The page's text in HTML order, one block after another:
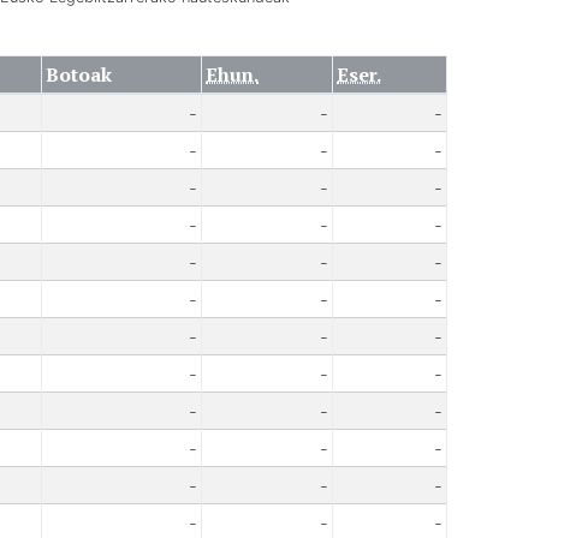
Botoak Ehun.
Eser.
- -
-
- -
-
- -
-
- -
-
- -
-
- -
-
- -
-
- -
-
- -
-
- -
-
- -
-
- -
-